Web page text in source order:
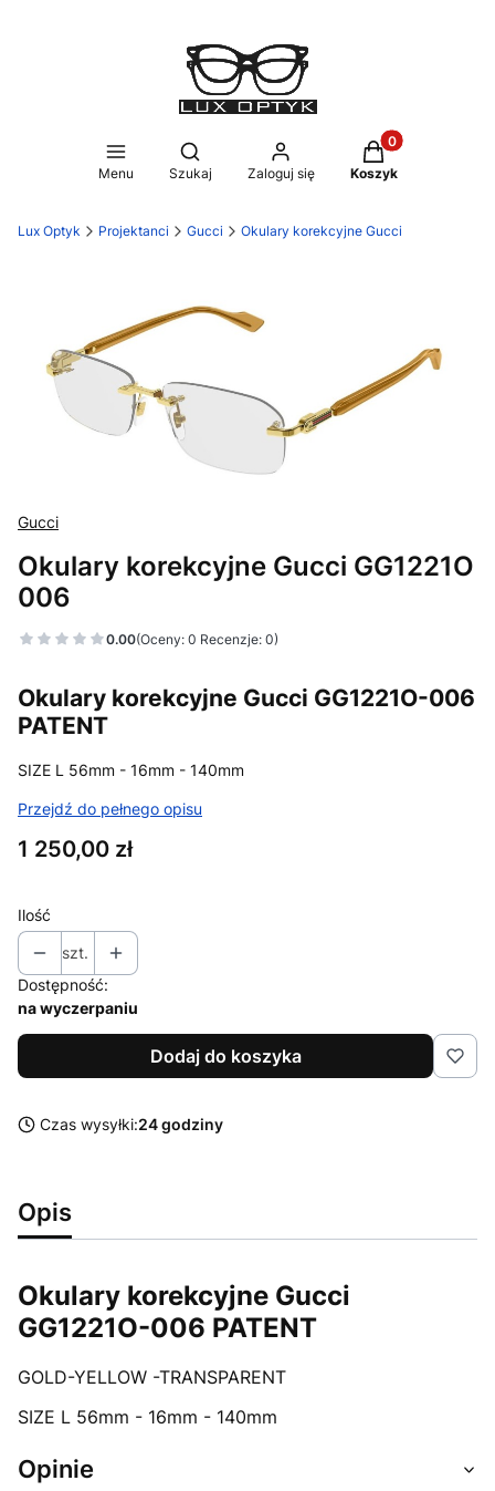
Menu
Otwórz wyszukiwarkę
Szukaj Zaloguj się
Produkty w
Koszyk
Lux Optyk Projektanci Gucci Okulary korekcyjne Gucci
Gucci
Okulary korekcyjne Gucci GG1221O
006
0.00(Oceny: 0 Recenzje: 0)
Okulary korekcyjne Gucci GG1221O-006
PATENT
SIZE L 56mm - 16mm - 140mm
Przejdź do pełnego opisu
Cena
1 250,00 zł
Ilość
szt.
Dostępność:
na wyczerpaniu
Dodaj do koszyka
Czas wysyłki:24 godziny
Opis
Okulary korekcyjne Gucci
GG1221O-006 PATENT
GOLD-YELLOW -TRANSPARENT
SIZE L 56mm - 16mm - 140mm
Opinie